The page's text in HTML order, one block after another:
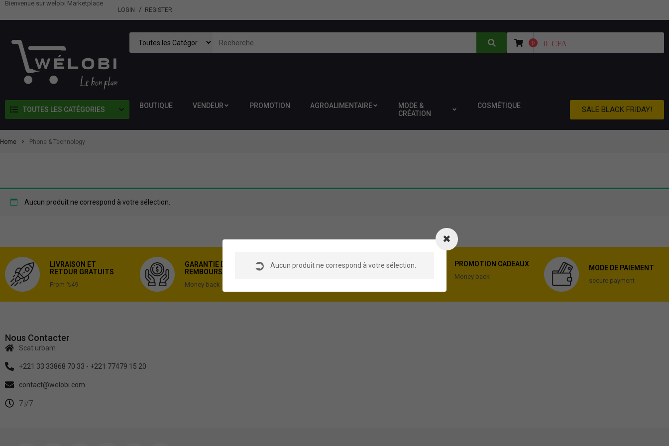
Bienvenue sur welobi Marketplace
LOGIN REGISTER
0 0CFA
TOUTES LES CATÉGORIES BOUTIQUE VENDEUR PROMOTION AGROALIMENTAIRE
MODE &
CRÉATION
COSMÉTIQUE SALE BLACK FRIDAY!
Home Phone & Technology
Aucun produit ne correspond à votre sélection.
LIVRAISON ET
RETOUR GRATUITS
From %49
GARANTIE DE
REMBOURSEMENT
Money back
ASSISTANCE EN LIGNE
PROMOTION CADEAUX
Money back
MODE DE PAIEMENT
secure payment
Nous Contacter
Scat urbam
+221 33 33868 70 33 - +221 77479 15 20
contact@welobi.com
7 j/7
Aucun produit ne correspond à votre sélection.